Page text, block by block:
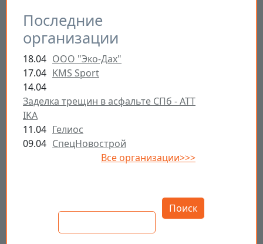
Последние
организации
18.04 ООО "Эко-Дах"
17.04 KMS Sport
14.04
Заделка трещин в асфальте СПб - ATT
IKA
11.04 Гелиос
09.04 СпецНовострой
Все организации>>>